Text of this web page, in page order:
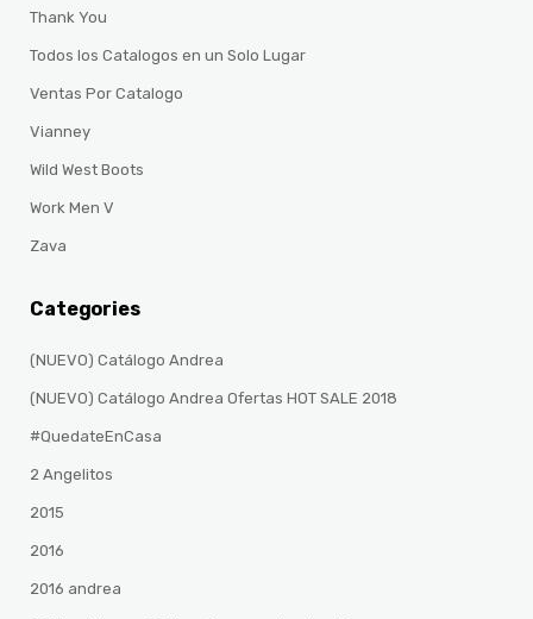
Thank You
Todos los Catalogos en un Solo Lugar
Ventas Por Catalogo
Vianney
Wild West Boots
Work Men V
Zava
Categories
(NUEVO) Catálogo Andrea
(NUEVO) Catálogo Andrea Ofertas HOT SALE 2018
#QuedateEnCasa
2 Angelitos
2015
2016
2016 andrea